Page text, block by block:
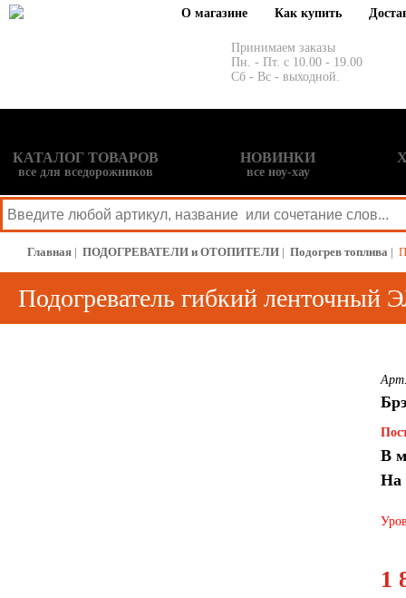
О магазине Как купить
Принимаем заказы
Пн. - Пт. с 10.00 - 19.00
Сб - Вс - выходной.
КАТАЛОГ ТОВАРОВ
все для вседорожников
НОВИНКИ
все ноу-хау
Главная | ПОДОГРЕВАТЕЛИ и ОТОПИТЕЛИ | Подогрев топлива |
Подогреватель гибкий
В
На
1